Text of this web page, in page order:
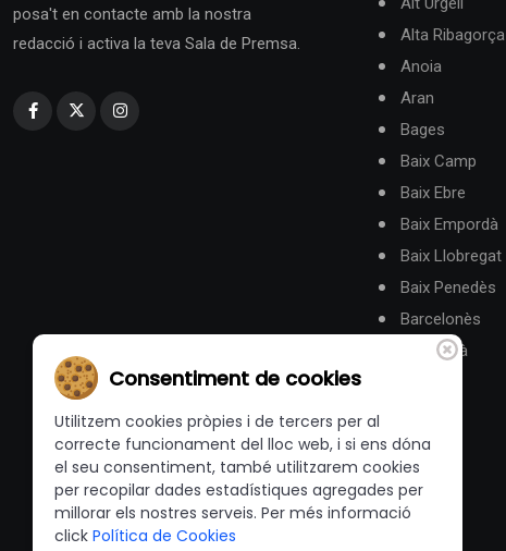
posa't en contacte amb la nostra
redacció i activa la teva Sala de Premsa.
Alta Ribagorça
Anoia
Aran
Bages
Baix Camp
Baix Ebre
Baix Empordà
Baix Llobregat
Baix Penedès
Barcelonès
Berguedà
Consentiment de cookies
Utilitzem cookies pròpies i de tercers per al
correcte funcionament del lloc web, i si ens dóna
el seu consentiment, també utilitzarem cookies
per recopilar dades estadístiques agregades per
millorar els nostres serveis. Per més informació
click Política de Cookies